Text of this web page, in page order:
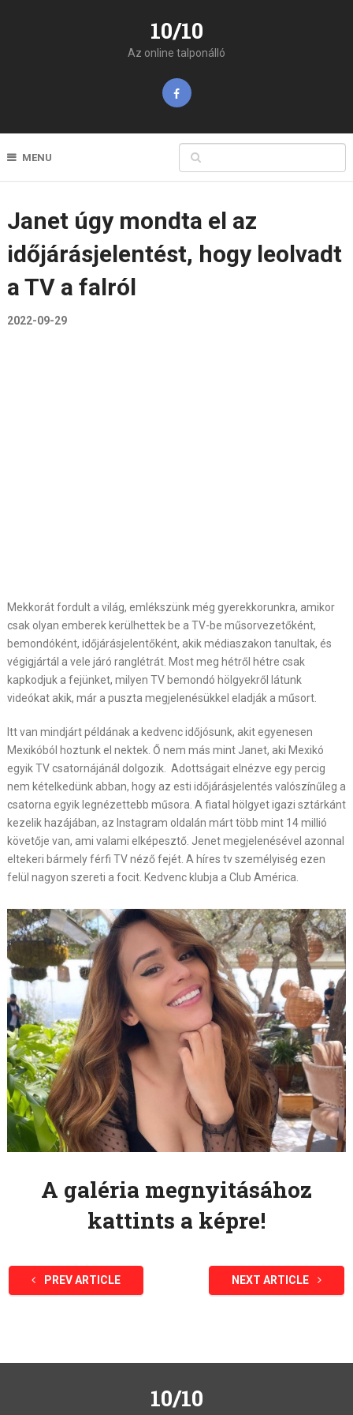
10/10
Az online talponálló
MENU
Janet úgy mondta el az
időjárásjelentést, hogy leolvadt
a TV a falról
2022-09-29
Mekkorát fordult a világ, emlékszünk még gyerekkorunkra, amikor
csak olyan emberek kerülhettek be a TV-be műsorvezetőként,
bemondóként, időjárásjelentőként, akik médiaszakon tanultak, és
végigjártál a vele járó ranglétrát. Most meg hétről hétre csak
kapkodjuk a fejünket, milyen TV bemondó hölgyekről látunk
videókat akik, már a puszta megjelenésükkel eladják a műsort.
Itt van mindjárt példának a kedvenc időjósunk, akit egyenesen
Mexikóból hoztunk el nektek. Ő nem más mint Janet, aki Mexikó
egyik TV csatornájánál dolgozik. Adottságait elnézve egy percig
nem kételkedünk abban, hogy az esti időjárásjelentés valószínűleg a
csatorna egyik legnézettebb műsora. A fiatal hölgyet igazi sztárkánt
kezelik hazájában, az Instagram oldalán márt több mint 14 millió
követője van, ami valami elképesztő. Jenet megjelenésével azonnal
eltekeri bármely férfi TV néző fejét. A híres tv személyiség ezen
felül nagyon szereti a focit. Kedvenc klubja a Club América.
A galéria megnyitásához
kattints a képre!
PREV ARTICLE NEXT ARTICLE
10/10